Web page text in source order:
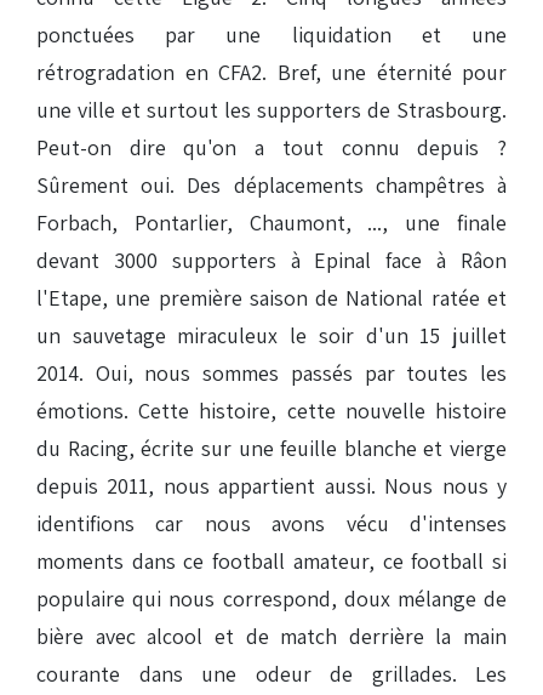
ponctuées par une liquidation et une
rétrogradation en CFA2. Bref, une éternité pour
une ville et surtout les supporters de Strasbourg.
Peut-on dire qu'on a tout connu depuis ?
Sûrement oui. Des déplacements champêtres à
Forbach, Pontarlier, Chaumont, ..., une finale
devant 3000 supporters à Epinal face à Râon
l'Etape, une première saison de National ratée et
un sauvetage miraculeux le soir d'un 15 juillet
2014. Oui, nous sommes passés par toutes les
émotions. Cette histoire, cette nouvelle histoire
du Racing, écrite sur une feuille blanche et vierge
depuis 2011, nous appartient aussi. Nous nous y
identifions car nous avons vécu d'intenses
moments dans ce football amateur, ce football si
populaire qui nous correspond, doux mélange de
bière avec alcool et de match derrière la main
courante dans une odeur de grillades. Les